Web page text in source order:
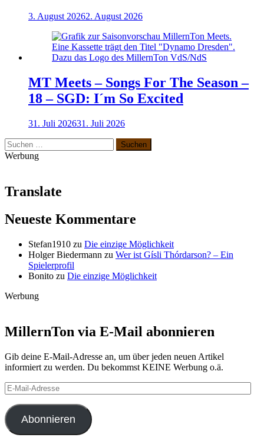
3. August 20262. August 2026
MT Meets – Songs For The Season –
18 – SGD: I´m So Excited
31. Juli 202631. Juli 2026
Suchen
nach:
Werbung
Translate
Neueste Kommentare
Stefan1910 zu Die einzige Möglichkeit
Holger Biedermann zu Wer ist Gísli Thórdarson? – Ein
Spielerprofil
Bonito zu Die einzige Möglichkeit
Werbung
MillernTon via E-Mail abonnieren
Gib deine E-Mail-Adresse an, um über jeden neuen Artikel
informiert zu werden. Du bekommst KEINE Werbung o.ä.
E-
Mail-
Adresse
Abonnieren